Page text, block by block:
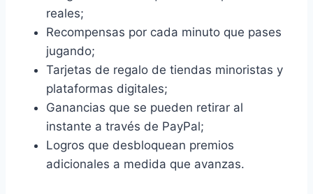
reales;
Recompensas por cada minuto que pases
jugando;
Tarjetas de regalo de tiendas minoristas y
plataformas digitales;
Ganancias que se pueden retirar al
instante a través de PayPal;
Logros que desbloquean premios
adicionales a medida que avanzas.